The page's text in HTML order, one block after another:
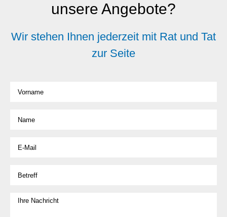
unsere Angebote?
Wir stehen Ihnen jederzeit mit Rat und Tat
zur Seite